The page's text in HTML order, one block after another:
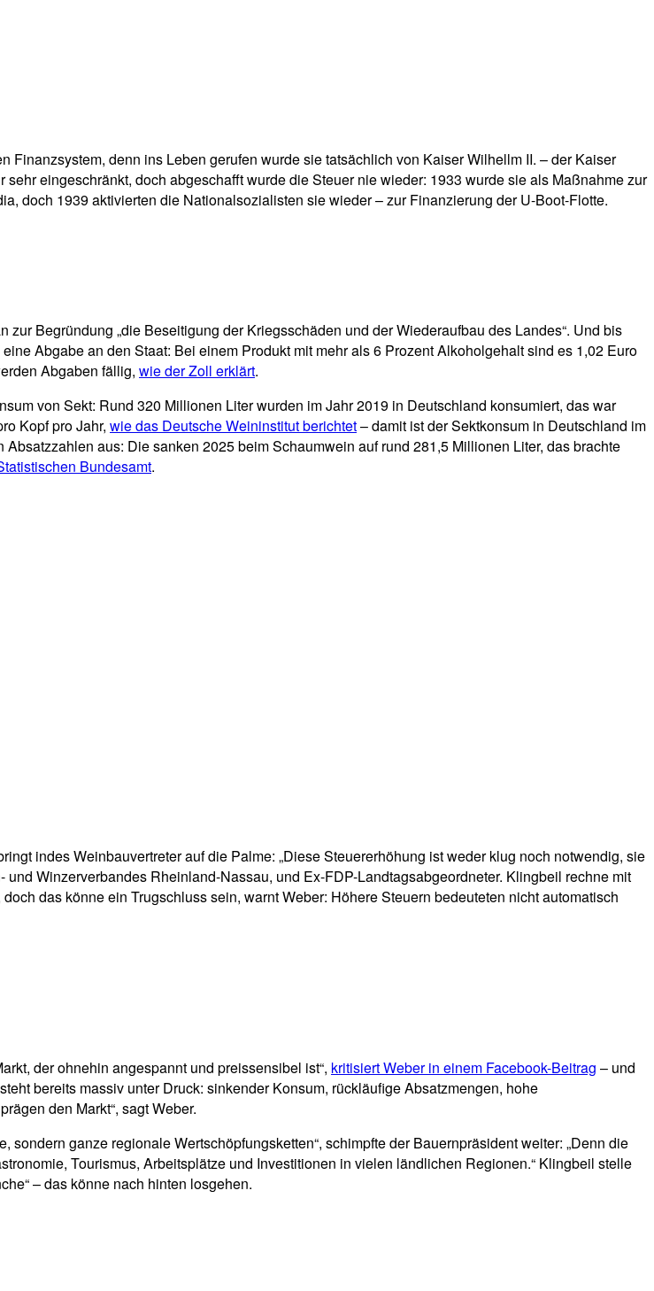
denn ins Leben gerufen wurde sie tatsächlich von Kaiser Wilhellm II. – der Kaiser
eingeschränkt, doch abgeschafft wurde die Steuer nie wieder: 1933 wurde sie als Maßnahme zur
doch 1939 aktivierten die Nationalsozialisten sie wieder – zur Finanzierung der U-Boot-Flotte.
Begründung „die Beseitigung der Kriegsschäden und der Wiederaufbau des Landes“. Und bis
Abgabe an den Staat: Bei einem Produkt mit mehr als 6 Prozent Alkoholgehalt sind es 1,02 Euro
Abgaben fällig, wie der Zoll erklärt.
von Sekt: Rund 320 Millionen Liter wurden im Jahr 2019 in Deutschland konsumiert, das war
Kopf pro Jahr, wie das Deutsche Weininstitut berichtet– damit ist der Sektkonsum in Deutschland im
aus: Die sanken 2025 beim Schaumwein auf rund 281,5 Millionen Liter, das brachte
Bundesamt.
indes Weinbauvertreter auf die Palme: „Diese Steuererhöhung ist weder klug noch notwendig, sie
Winzerverbandes Rheinland-Nassau, und Ex-FDP-Landtagsabgeordneter. Klingbeil rechne mit
das könne ein Trugschluss sein, warnt Weber: Höhere Steuern bedeuteten nicht automatisch
der ohnehin angespannt und preissensibel ist“, kritisiert Weber in einem Facebook-Beitrag – und
bereits massiv unter Druck: sinkender Konsum, rückläufige Absatzmengen, hohe
den Markt“, sagt Weber.
ganze regionale Wertschöpfungsketten“, schimpfte der Bauernpräsident weiter: „Denn die
Tourismus, Arbeitsplätze und Investitionen in vielen ländlichen Regionen.“ Klingbeil stelle
– das könne nach hinten losgehen.